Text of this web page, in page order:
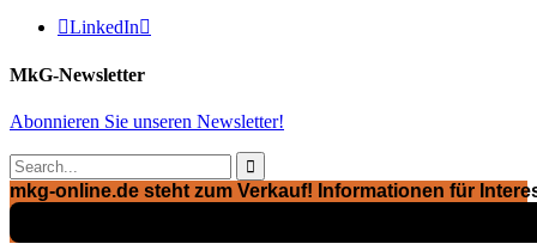
LinkedIn
MkG-Newsletter
Abonnieren Sie unseren Newsletter!

mkg-online.de steht zum Verkauf! Informationen für